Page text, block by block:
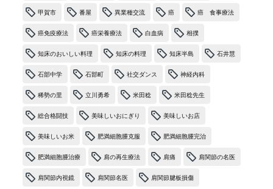
甲賀市 番屋 異業種交流 癌 癌 食事療法
癌免疫療法 癌栄養療法 白血病 相撲
知床のおいしい料理 知床の料理 知床半島 石井慧
石部中学 石部町 社交ダンス 神経内科
稀勢の里 立川勇希 米田稔 米田稔先生
総合格闘技 美味しいおにぎり 美味しいお店
美味しいお米 肥満細胞腫克服 肥満細胞腫完治
肥満細胞腫治療 肩の再生療法 肩痛 肩関節の名医
肩関節内視鏡 肩関節名医 肩関節腱板損傷